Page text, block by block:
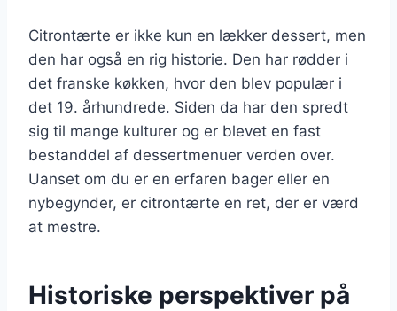
Citrontærte er ikke kun en lækker dessert, men
den har også en rig historie. Den har rødder i
det franske køkken, hvor den blev populær i
det 19. århundrede. Siden da har den spredt
sig til mange kulturer og er blevet en fast
bestanddel af dessertmenuer verden over.
Uanset om du er en erfaren bager eller en
nybegynder, er citrontærte en ret, der er værd
at mestre.
Historiske perspektiver på